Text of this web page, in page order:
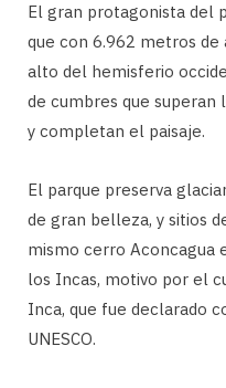
El gran protagonista del
que con 6.962 metros
alto del hemisferio
de cumbres que
y completan el paisaje.
El parque preserva
de gran belleza, y sitios
mismo cerro Aconcagua
los Incas, motivo por el
Inca, que fue declarado
UNESCO.